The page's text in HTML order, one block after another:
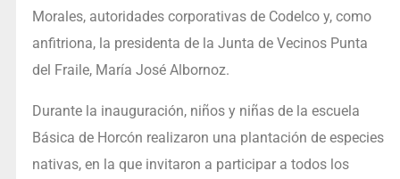
Morales, autoridades corporativas de Codelco y, como
anfitriona, la presidenta de la Junta de Vecinos Punta
del Fraile, María José Albornoz.
Durante la inauguración, niños y niñas de la escuela
Básica de Horcón realizaron una plantación de especies
nativas, en la que invitaron a participar a todos los